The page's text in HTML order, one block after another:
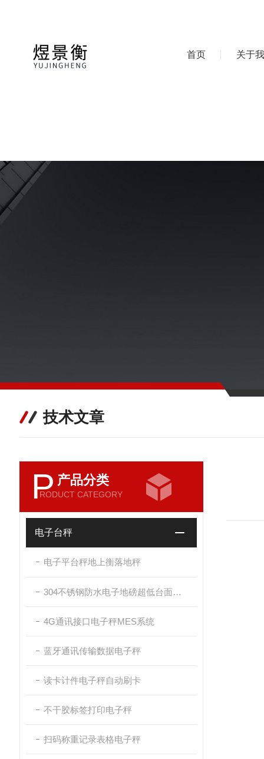
首页 关于
技术文章
P 产品分类
RODUCT CATEGORY
电子台秤
电子平台秤地上衡落地秤
304不锈钢防水电子地磅超低台面带斜坡
4G通讯接口电子秤MES系统
蓝牙通讯传输数据电子秤
读卡计件电子秤自动刷卡
不干胶标签打印电子秤
扫码称重记录表格电子秤